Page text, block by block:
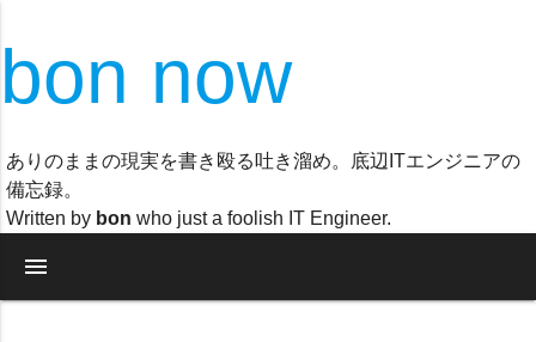
bon now
ありのままの現実を書き殴る吐き溜め。底辺ITエンジニアの
備忘録。
Written by bon who just a foolish IT Engineer.
menu